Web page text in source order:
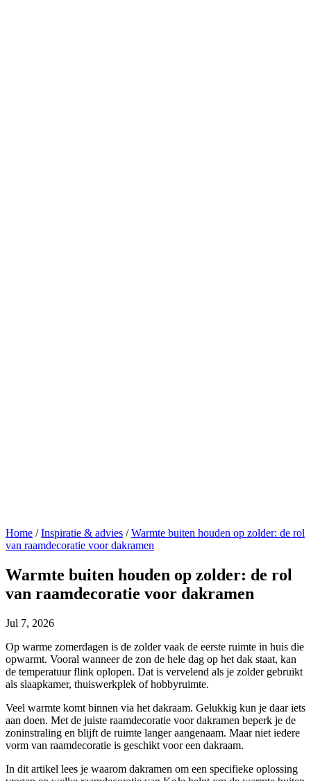
Home / Inspiratie & advies / Warmte buiten houden op zolder: de rol
van raamdecoratie voor dakramen
Warmte buiten houden op zolder: de rol
van raamdecoratie voor dakramen
Jul 7, 2026
Op warme zomerdagen is de zolder vaak de eerste ruimte in huis die
opwarmt. Vooral wanneer de zon de hele dag op het dak staat, kan
de temperatuur flink oplopen. Dat is vervelend als je zolder gebruikt
als slaapkamer, thuiswerkplek of hobbyruimte.
Veel warmte komt binnen via het dakraam. Gelukkig kun je daar iets
aan doen. Met de juiste raamdecoratie voor dakramen beperk je de
zoninstraling en blijft de ruimte langer aangenaam. Maar niet iedere
vorm van raamdecoratie is geschikt voor een dakraam.
In dit artikel lees je waarom dakramen om een specifieke oplossing